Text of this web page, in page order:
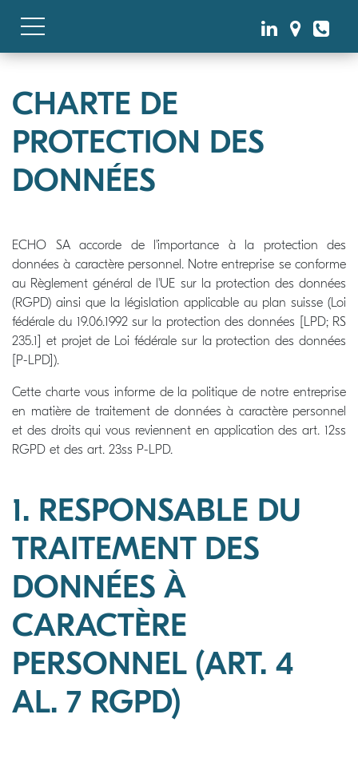
CHARTE DE
PROTECTION DES
DONNÉES
ECHO SA accorde de l'importance à la protection des
données à caractère personnel. Notre entreprise se conforme
au Règlement général de l'UE sur la protection des données
(RGPD) ainsi que la législation applicable au plan suisse (Loi
fédérale du 19.06.1992 sur la protection des données [LPD; RS
235.1] et projet de Loi fédérale sur la protection des données
[P-LPD]).
Cette charte vous informe de la politique de notre entreprise
en matière de traitement de données à caractère personnel
et des droits qui vous reviennent en application des art. 12ss
RGPD et des art. 23ss P-LPD.
1. RESPONSABLE DU
TRAITEMENT DES
DONNÉES À
CARACTÈRE
PERSONNEL (ART. 4
AL. 7 RGPD)